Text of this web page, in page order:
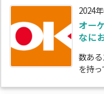
2024
オー
なに
数あ
を持